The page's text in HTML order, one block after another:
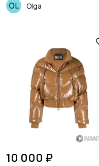
Olga
10 000 ₽